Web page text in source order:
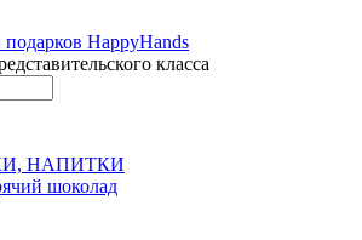
класса
НАПИТКИ
шоколад